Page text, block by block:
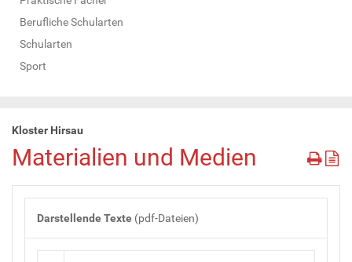
Berufliche Schularten
Schularten
Sport
Kloster Hirsau
Materialien und Medien
Darstellende Texte (pdf-Dateien)